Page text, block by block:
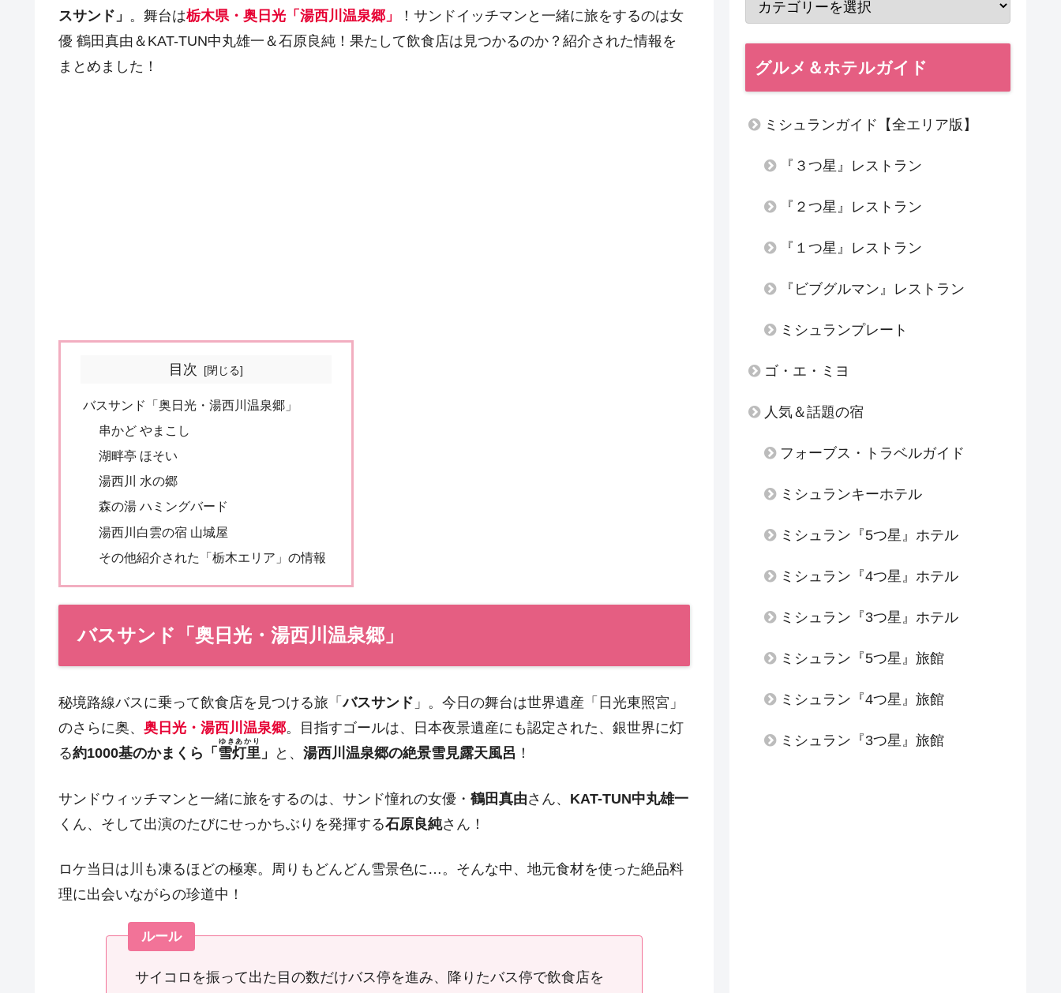
スサンド」 。舞台は栃木県・奥日光「湯西川温泉郷」
！サンドイッチマンと一緒に旅をするのは女
優 鶴田真由＆KAT-TUN中丸雄一＆石原良純！果たして飲食店は見つかるのか？紹介された情報を
まとめました！
目次
バスサンド「奥日光・湯西川温泉郷」
串かど やまこし
湖畔亭 ほそい
湯西川 水の郷
森の湯 ハミングバード
湯西川白雲の宿 山城屋
その他紹介された「栃木エリア」の情報
バスサンド「奥日光・湯西川温泉郷」
秘境路線バスに乗って飲食店を見つける旅「バスサンド 」。今日の舞台は世界遺産「日光東照宮」
のさらに奥、 奥日光・湯西川温泉郷。目指すゴールは、日本夜景遺産にも認定された、銀世界に灯
る約1000基のかまくら「 雪灯里
ゆきあかり
」 と、 湯西川温泉郷の絶景雪見露天風呂 ！
サンドウィッチマンと一緒に旅をするのは、サンド憧れの女優・ 鶴田真由さん、 KAT-TUN中丸雄一
くん、そして出演のたびにせっかちぶりを発揮する石原良純さん！
ロケ当日は川も凍るほどの極寒。周りもどんどん雪景色に…。そんな中、地元食材を使った絶品料
理に出会いながらの珍道中！
ルール
サイコロを振って出た目の数だけバス停を進み、降りたバス停で飲食店を
グルメ＆ホテルガイド
ミシュランガイド【全エリア版】
『３つ星』レストラン
『２つ星』レストラン
『１つ星』レストラン
『ビブグルマン』レストラン
ミシュランプレート
ゴ・エ・ミヨ
人気＆話題の宿
フォーブス・トラベルガイド
ミシュランキーホテル
ミシュラン『5つ星』ホテル
ミシュラン『4つ星』ホテル
ミシュラン『3つ星』ホテル
ミシュラン『5つ星』旅館
ミシュラン『4つ星』旅館
ミシュラン『3つ星』旅館